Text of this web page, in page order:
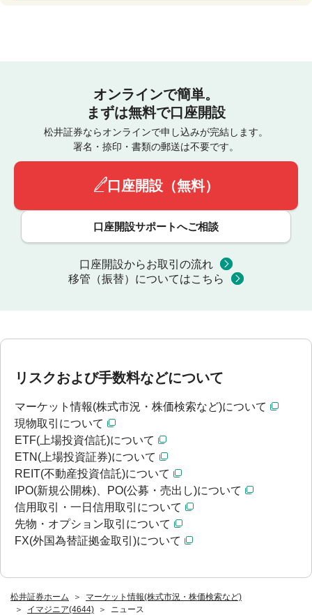
松井証券ホーム
マーケット情報(株式市況・株価検索など)
イマジニア(4644)
ニュース
オンラインで簡単。
まずは無料で口座開設
松井証券ならオンラインで申し込みが完結します。
署名・捺印・書類の郵送は不要です。
口座開設（無料）
口座開設サポートへご相談
口座開設からお取引の流れ
移管（振替）についてはこちら
リスクおよび手数料などについて
マーケット情報(株式市況・株価検索など)について
現物取引について
ETF(上場投資信託)について
ETN(上場投資証券)について
REIT(不動産投資信託)について
IPO(新規公開株)、PO(公募・売出し)について
信用取引・一日信用取引について
先物・オプション取引について
FX(外国為替証拠金取引)について